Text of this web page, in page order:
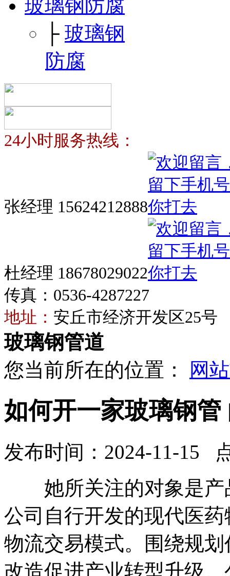
玻璃钢防腐
├ 玻璃钢
防腐
24小时服务热线：
张经理 15624212888
杜经理 18678029022
传真：0536-4287227
地址： 安丘市经济开发区25号
玻璃钢管道
您当前所在的位置：
网
如何开一家玻璃钢管
发布时间：2024-11-15
她所关注的对象是产
公司自行开发的现代医
物流交易模式。围绕规
改造促进产业转型升级